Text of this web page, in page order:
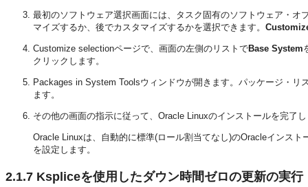
最初のソフトウェア選択画面には、タスク固有のソフトウェア・
マイズするか、後でカスタマイズするかを選択できます。
Customize selectionページで、画面の左側のリストでBase System
クリックします。
Packages in System Toolsウィンドウが開きます。パッケージ・
ます。
その他の画面の指示に従って、Oracle Linuxのインストールを完了
Oracle Linuxは、自動的に標準(ロール割当てなし)のOracleインス
を設定します。
2.1.7 Kspliceを使用したダウン時間ゼロの更新の実行